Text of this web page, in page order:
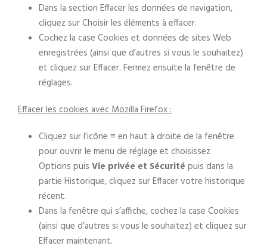
Dans la section Effacer les données de navigation,
cliquez sur Choisir les éléments à effacer.
Cochez la case Cookies et données de sites Web
enregistrées (ainsi que d’autres si vous le souhaitez)
et cliquez sur Effacer. Fermez ensuite la fenêtre de
réglages.
Effacer les cookies avec Mozilla Firefox :
Cliquez sur l’icône ≡ en haut à droite de la fenêtre
pour ouvrir le menu de réglage et choisissez
Options puis Vie privée et Sécurité puis dans la
partie Historique, cliquez sur Effacer votre historique
récent.
Dans la fenêtre qui s’affiche, cochez la case Cookies
(ainsi que d’autres si vous le souhaitez) et cliquez sur
Effacer maintenant.